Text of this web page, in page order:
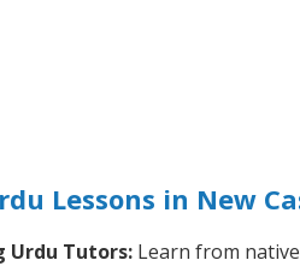
Lessons in New
Urdu Tutors: Learn from